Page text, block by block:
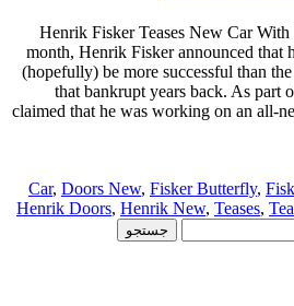
Henrik Fisker Teases New Car
month, Henrik Fisker announced that
(hopefully) be more successful than
that bankrupt years back. As part
claimed that he was working on an all-
Car, Doors New, Fisker Butterfly,
Henrik Doors, Henrik New, Teases,